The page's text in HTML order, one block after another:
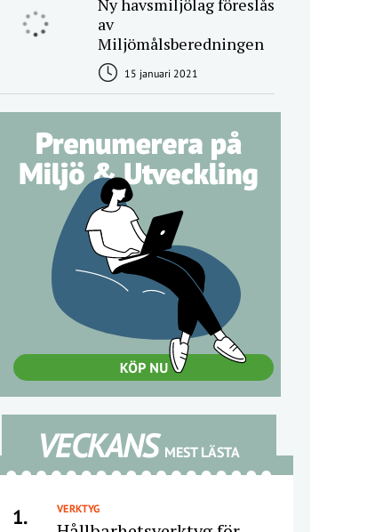
Ny havsmiljölag föreslås
av
Miljömålsberedningen
15 januari 2021
VECKANS MEST LÄSTA
1. VERKTYG